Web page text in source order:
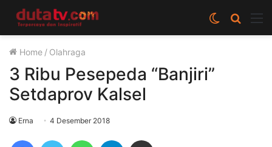
Cari
berita
Switch
skin
Home / Olahraga
3 Ribu Pesepeda “Banjiri”
Setdaprov Kalsel
Erna 4 Desember 2018
FacebookTwitter WhatsAppTelegram